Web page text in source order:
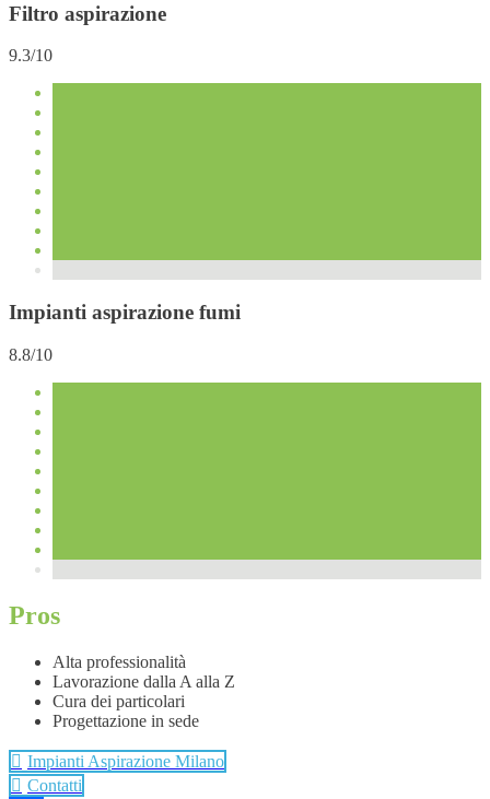
Filtro aspirazione
9.3/10
Impianti aspirazione fumi
8.8/10
Pros
Alta professionalità
Lavorazione dalla A alla Z
Cura dei particolari
Progettazione in sede
Impianti Aspirazione Milano
Contatti